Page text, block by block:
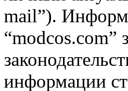
mail”).
“modcos.com”
информации